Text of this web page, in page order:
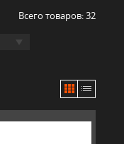
Всего товаров:32